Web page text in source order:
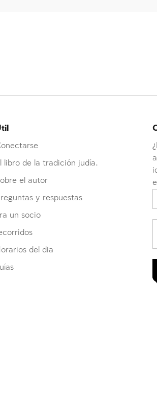
libro de la tradición judía.
el autor
y respuestas
un socio
del dia